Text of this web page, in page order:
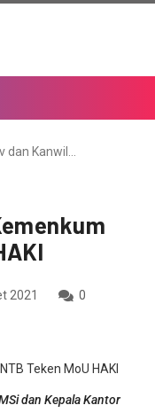
dan Kanwil…
2021
0
dan Kepala Kantor